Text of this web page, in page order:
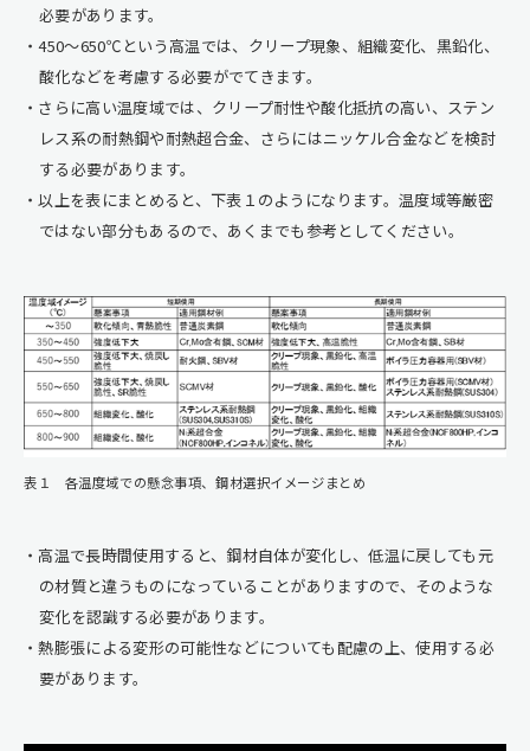
必要があります。
450～650℃という高温では、クリープ現象、組織変化、黒鉛化、
酸化などを考慮する必要がでてきます。
さらに高い温度域では、クリープ耐性や酸化抵抗の高い、ステン
レス系の耐熱鋼や耐熱超合金、さらにはニッケル合金などを検討
する必要があります。
以上を表にまとめると、下表１のようになります。温度域等厳密
ではない部分もあるので、あくまでも参考としてください。
表１ 各温度域での懸念事項、鋼材選択イメージまとめ
高温で長時間使用すると、鋼材自体が変化し、低温に戻しても元
の材質と違うものになっていることがありますので、そのような
変化を認識する必要があります。
熱膨張による変形の可能性などについても配慮の上、使用する必
要があります。